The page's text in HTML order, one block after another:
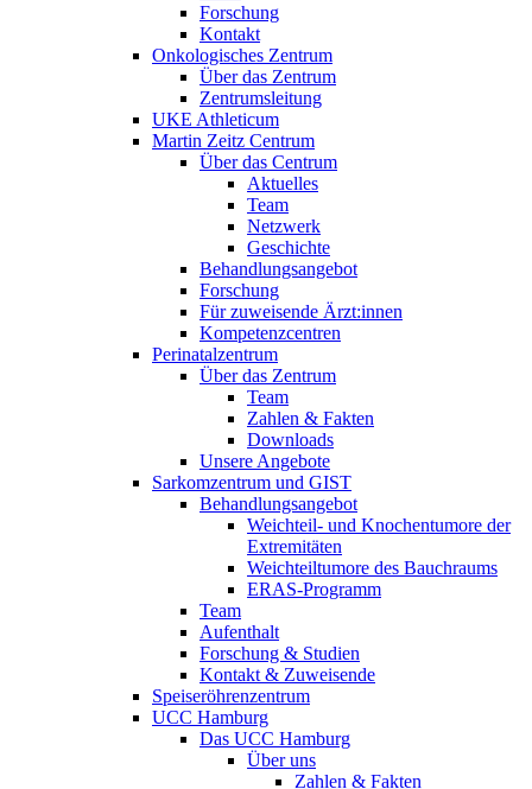
Forschung
Kontakt
Onkologisches Zentrum
Über das Zentrum
Zentrumsleitung
UKE Athleticum
Martin Zeitz Centrum
Über das Centrum
Aktuelles
Team
Netzwerk
Geschichte
Behandlungsangebot
Forschung
Für zuweisende Ärzt:innen
Kompetenzcentren
Perinatalzentrum
Über das Zentrum
Team
Zahlen & Fakten
Downloads
Unsere Angebote
Sarkomzentrum und GIST
Behandlungsangebot
Weichteil- und Knochentumore der
Extremitäten
Weichteiltumore des Bauchraums
ERAS-Programm
Team
Aufenthalt
Forschung & Studien
Kontakt & Zuweisende
Speiseröhrenzentrum
UCC Hamburg
Das UCC Hamburg
Über uns
Zahlen & Fakten